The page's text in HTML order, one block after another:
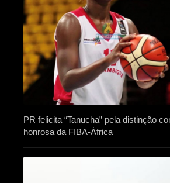
PR felicita “Tanucha” pela distinção
honrosa da FIBA-África